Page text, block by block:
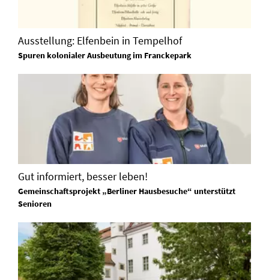
Ausstellung: Elfenbein in Tempelhof
Spuren kolonialer Ausbeutung im Franckepark
Gut informiert, besser leben!
Gemeinschaftsprojekt „Berliner Hausbesuche“ unterstützt
Senioren